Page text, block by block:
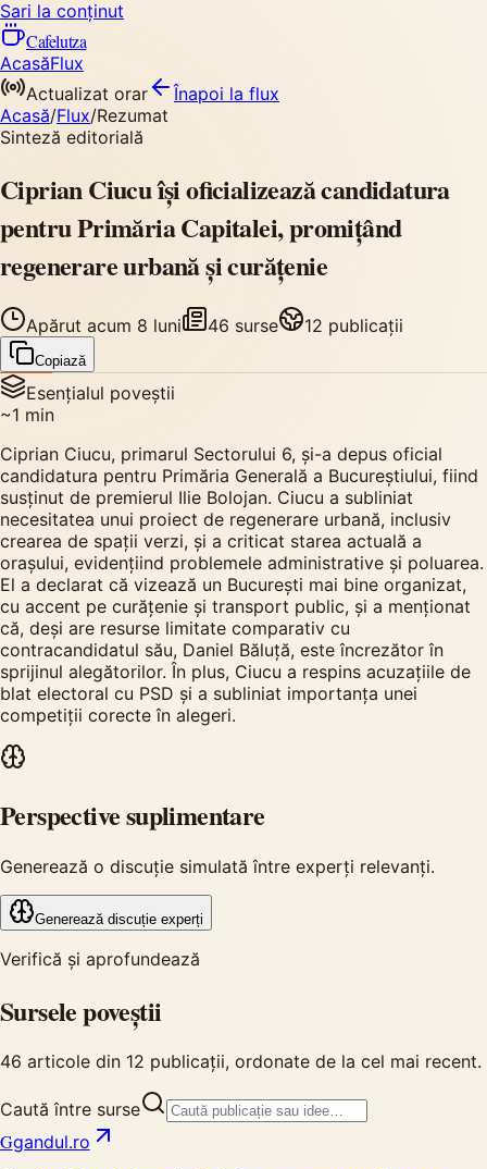
Sari la conținut
Cafelutza
AcasăFlux
Actualizat orar
Înapoi la flux
Acasă/Flux/Rezumat
Sinteză editorială
Ciprian Ciucu își oficializează candidatura
pentru Primăria Capitalei, promițând
regenerare urbană și curățenie
Apărut acum 8 luni 46 surse 12 publicații
Copiază
Esențialul poveștii
~1 min
Ciprian Ciucu, primarul Sectorului 6, și-a depus oficial
candidatura pentru Primăria Generală a Bucureștiului, fiind
susținut de premierul Ilie Bolojan. Ciucu a subliniat
necesitatea unui proiect de regenerare urbană, inclusiv
crearea de spații verzi, și a criticat starea actuală a
orașului, evidențiind problemele administrative și poluarea.
El a declarat că vizează un București mai bine organizat,
cu accent pe curățenie și transport public, și a menționat
că, deși are resurse limitate comparativ cu
contracandidatul său, Daniel Băluță, este încrezător în
sprijinul alegătorilor. În plus, Ciucu a respins acuzațiile de
blat electoral cu PSD și a subliniat importanța unei
competiții corecte în alegeri.
Perspective suplimentare
Generează o discuție simulată între experți relevanți.
Generează discuție experți
Verifică și aprofundează
Sursele poveștii
46 articole din 12 publicații, ordonate de la cel mai recent.
Caută între surse
Ggandul.ro